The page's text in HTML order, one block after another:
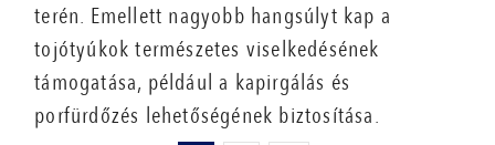
terén. Emellett nagyobb hangsúlyt kap a
tojótyúkok természetes viselkedésének
támogatása, például a kapirgálás és
porfürdőzés lehetőségének biztosítása.